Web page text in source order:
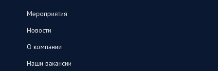
Мероприятия
Новости
О компании
Наши вакансии